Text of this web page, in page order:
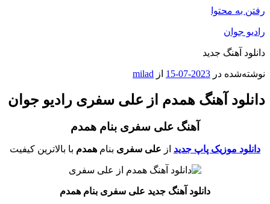
رفتن به محتوا
رادیو جوان
دانلود آهنگ جدید
نوشته‌شده در 2023-07-15 از milad
دانلود آهنگ همدم از علی سفری رادیو جوان
آهنگ علی سفری بنام همدم
دانلود موزیک پاپ جدید از علی سفری بنام همدم با بالاترین کیفیت
دانلود آهنگ جدید علی سفری بنام همدم